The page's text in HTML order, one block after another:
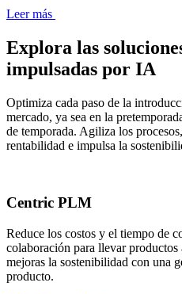
Leer más
Explora las
impulsadas por IA
Optimiza cada paso de la
mercado, ya sea en la
de temporada. Agiliza los
rentabilidad e impulsa la
Centric PLM
Reduce los costos y el tiempo de
colaboración para llevar
mejoras la sostenibilidad con una
producto.